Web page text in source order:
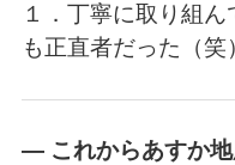
１．丁寧に取り組ん
も正直者だった（笑
― これからあすか